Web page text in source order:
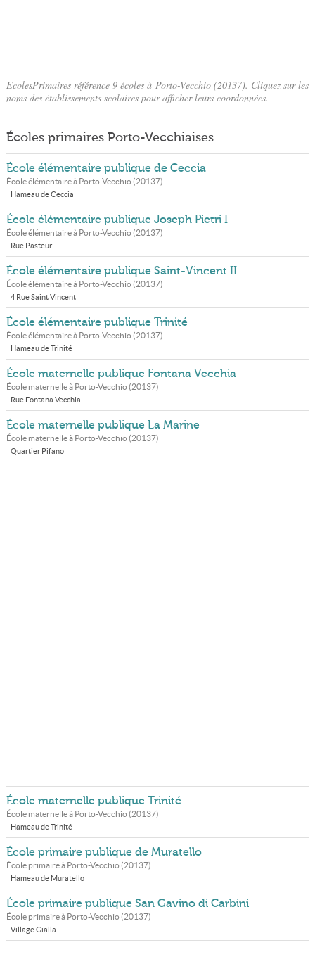
EcolesPrimaires référence 9 écoles à Porto-Vecchio (20137). Cliquez sur les
noms des établissements scolaires pour afficher leurs coordonnées.
Écoles primaires Porto-Vecchiaises
École élémentaire publique de Ceccia
École élémentaire à Porto-Vecchio (20137)
Hameau de Ceccia
École élémentaire publique Joseph Pietri I
École élémentaire à Porto-Vecchio (20137)
Rue Pasteur
École élémentaire publique Saint-Vincent II
École élémentaire à Porto-Vecchio (20137)
4 Rue Saint Vincent
École élémentaire publique Trinité
École élémentaire à Porto-Vecchio (20137)
Hameau de Trinité
École maternelle publique Fontana Vecchia
École maternelle à Porto-Vecchio (20137)
Rue Fontana Vecchia
École maternelle publique La Marine
École maternelle à Porto-Vecchio (20137)
Quartier Pifano
École maternelle publique Trinité
École maternelle à Porto-Vecchio (20137)
Hameau de Trinité
École primaire publique de Muratello
École primaire à Porto-Vecchio (20137)
Hameau de Muratello
École primaire publique San Gavino di Carbini
École primaire à Porto-Vecchio (20137)
Village Gialla